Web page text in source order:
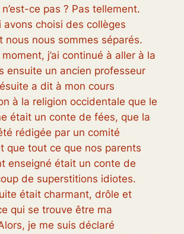
n’est-ce pas ? Pas tellement.
avons choisi des collèges
nous nous sommes séparés.
j’ai continué à aller à la
ensuite un ancien professeur
a dit à mon cours
à la religion occidentale que le
était un conte de fées, que la
rédigée par un comité
que tout ce que nos parents
enseigné était un conte de
de superstitions idiotes.
était charmant, drôle et
qui se trouve être ma
je me suis déclaré